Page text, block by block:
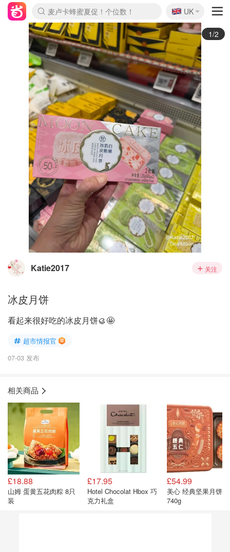
麦卢卡蜂蜜夏促！个位数！
Prada/Miu 4.8折！
啥？必胜客披萨5折！
🇬🇧
UK
2/2
Katie2017 关注
冰皮月饼
看起来很好吃的冰皮月饼🥮🤩
超市情报官
07-03 发布
相关商品
£18.88
山姆 蛋黄五花肉粽 8只
装
£17.95
Hotel Chocolat Hbox 巧
克力礼盒
£54.99
美心 经典坚果月饼 4
740g